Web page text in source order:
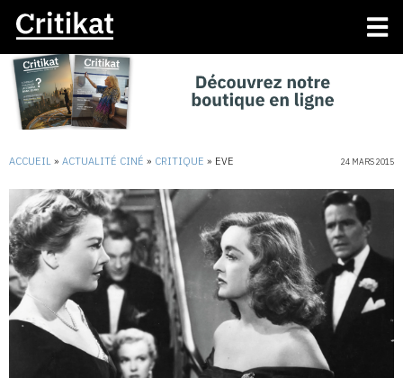
ACCUEIL » ACTUALITÉ CINÉ » CRITIQUE » EVE 24 MARS 2015